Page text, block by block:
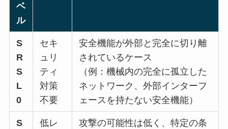
ベ
ル
S
R
S
L
0
セキ
ュリ
ティ
対策
不要
安全機能が外部と完全に切り離
されているケース
（例：機械内の完全に孤立した
ネットワーク、外部インターフ
ェースを持たない安全機能）
S
低レ
攻撃の可能性は低く、特定の条